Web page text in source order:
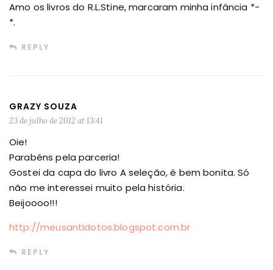
Amo os livros do R.L.Stine, marcaram minha infância *-
*.
REPLY
GRAZY SOUZA
23 de julho de 2012 at 13:41
Oie!
Parabéns pela parceria!
Gostei da capa do livro A seleção, é bem bonita. Só
não me interessei muito pela história.
Beijoooo!!!
http://meusantidotos.blogspot.com.br
REPLY